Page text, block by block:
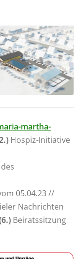
martha-
Hospiz-Initiative
05.04.23 //
Nachrichten
Beiratssitzung